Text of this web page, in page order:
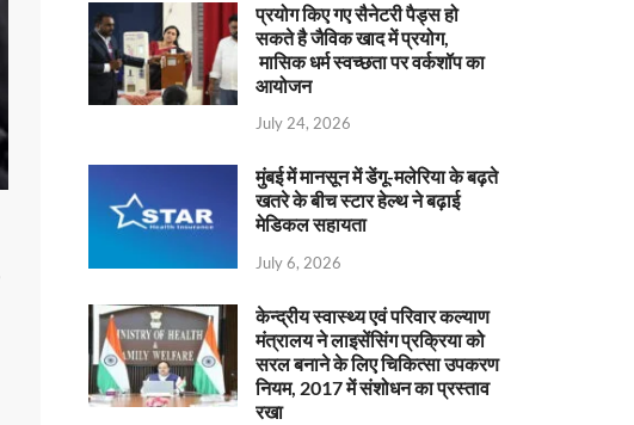
प्रयोग किए गए सैनेटरी पैड्स हो
सकते है जैविक खाद में प्रयोग,
मासिक धर्म स्वच्छता पर वर्कशॉप का
आयोजन
July 24, 2026
मुंबई में मानसून में डेंगू-मलेरिया के बढ़ते
खतरे के बीच स्टार हेल्थ ने बढ़ाई
मेडिकल सहायता
July 6, 2026
केन्‍द्रीय स्वास्थ्य एवं परिवार कल्याण
मंत्रालय ने लाइसेंसिंग प्रक्रिया को
सरल बनाने के लिए चिकित्सा उपकरण
नियम, 2017 में संशोधन का प्रस्ताव
रखा